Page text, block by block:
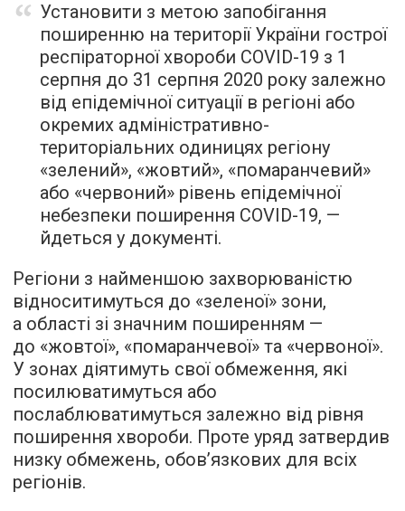
Установити з метою запобігання
поширенню на території України гострої
респіраторної хвороби COVID-19 з 1
серпня до 31 серпня 2020 року залежно
від епідемічної ситуації в регіоні або
окремих адміністративно-
територіальних одиницях регіону
«зелений», «жовтий», «помаранчевий»
або «червоний» рівень епідемічної
небезпеки поширення COVID-19, —
йдеться у документі.
Регіони з найменшою захворюваністю
відноситимуться до «зеленої» зони,
а області зі значним поширенням —
до «жовтої», «помаранчевої» та «червоної».
У зонах діятимуть свої обмеження, які
посилюватимуться або
послаблюватимуться залежно від рівня
поширення хвороби. Проте уряд затвердив
низку обмежень, обов’язкових для всіх
регіонів.